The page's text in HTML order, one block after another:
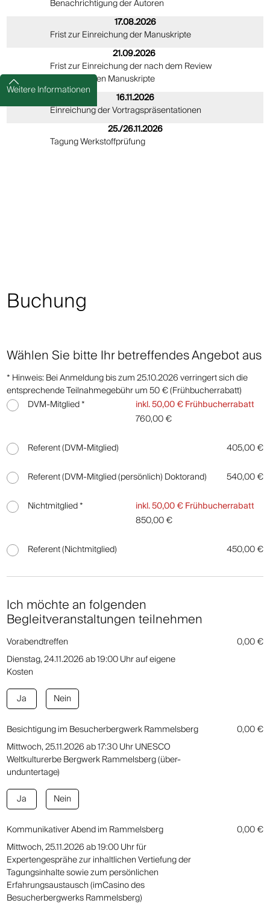
Benachrichtigung der Autoren
17.08.2026
Frist zur Einreichung der Manuskripte
21.09.2026
Frist zur Einreichung der nach dem Review
überarbeiteten Manuskripte
16.11.2026
Einreichung der Vortragspräsentationen
25./26.11.2026
Tagung Werkstoffprüfung
Buchung
Wählen Sie bitte Ihr betreffendes Angebot aus
* Hinweis: Bei Anmeldung bis zum 25.10.2026 verringert sich die
entsprechende Teilnahmegebühr um 50 € (Frühbucherrabatt)
DVM-Mitglied *
inkl. 50,00 € Frühbucherrabatt
760,00 €
Referent (DVM-Mitglied)
405,00 €
Referent (DVM-Mitglied (persönlich) Doktorand)
540,00 €
Nichtmitglied *
inkl. 50,00 € Frühbucherrabatt
850,00 €
Referent (Nichtmitglied)
450,00 €
Ich möchte an folgenden
Begleitveranstaltungen teilnehmen
Vorabendtreffen
0,00 €
Dienstag, 24.11.2026 ab 19:00 Uhr auf eigene
Kosten
Ja
Nein
Besichtigung im Besucherbergwerk Rammelsberg
0,00 €
Mittwoch, 25.11.2026 ab 17:30 Uhr UNESCO
Weltkulturerbe Bergwerk Rammelsberg (über-
unduntertage)
Ja
Nein
Kommunikativer Abend im Rammelsberg
0,00 €
Mittwoch, 25.11.2026 ab 19:00 Uhr für
Expertengesprähe zur inhaltlichen Vertiefung der
Tagungsinhalte sowie zum persönlichen
Erfahrungsaustausch (imCasino des
Besucherbergwerks Rammelsberg)
Weitere Informationen